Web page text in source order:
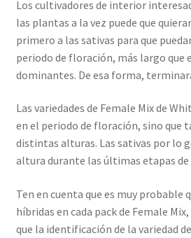
Los cultivadores de interior
las plantas a la vez puede que
primero a las sativas para que
periodo de floración, más largo que
dominantes. De esa forma,
Las variedades de Female Mix de
en el periodo de floración, sino que
distintas alturas. Las sativas por lo
altura durante las últimas etapas
Ten en cuenta que es muy probable
híbridas en cada pack de Female
que la identificación de la variedad